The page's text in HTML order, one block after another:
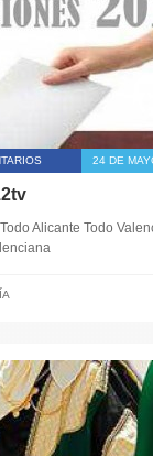
24 DE
Alicante Todo